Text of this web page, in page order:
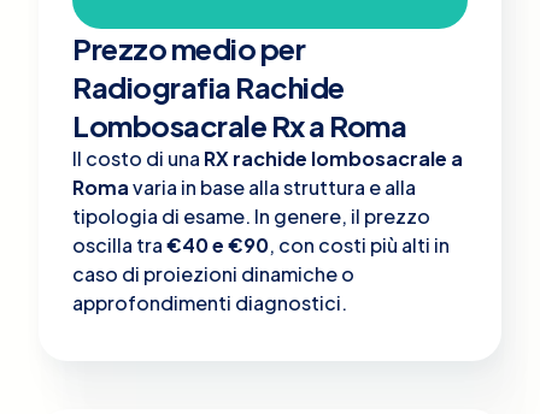
Prezzo medio per
Radiografia Rachide
Lombosacrale Rx a Roma
Il costo di una RX rachide lombosacrale a
Romavaria in base alla struttura e alla
tipologia di esame. In genere, il prezzo
oscilla tra€40 e €90, con costi più alti in
caso di proiezioni dinamiche o
approfondimenti diagnostici.